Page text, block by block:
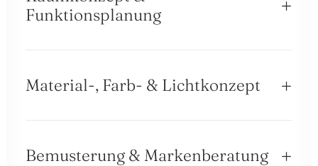
Funktionsplanung
Material-, Farb- & Lichtkonzept
Bemusterung & Markenberatung